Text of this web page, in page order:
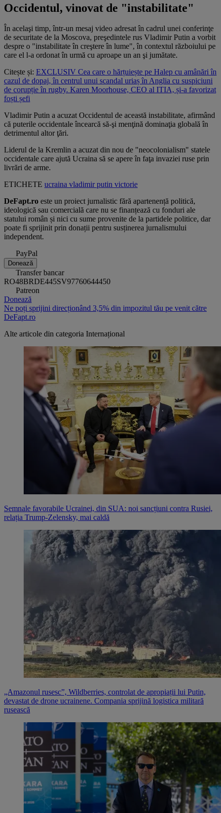
Occidentul, vinovat de "instabilitate"
În acelaşi timp, într-un mesaj video adresat în cadrul unei conferinţe
de securitate de la Moscova, preşedintele rus Vladimir Putin a vorbit
despre o "instabilitate în creştere în lume", în contextul războiului pe
care el l-a ordonat în urmă cu aproape un an şi jumătate.
Citește și: EXCLUSIV Cea care o hărțuiește pe Halep cu amânări în
cazul de dopaj, în centrul unui scandal uriaș în Anglia cu suspiciuni
de corupție în rugby. Karen Moorhouse, CEO al ITIA, și-a favorizat
foști șefi
Vladimir Putin a acuzat Occidentul de această instabilitate, afirmând
că puterile occidentale încearcă să-şi menţină dominaţia globală în
detrimentul altor ţări.
Liderul de la Kremlin a acuzat din nou de "neocolonialism" statele
occidentale care ajută Ucraina să se apere în faţa invaziei ruse prin
livrări de arme.
ETICHETE ucraina vladimir putin victorie
DeFapt.ro este un proiect jurnalistic fără apartenență politică,
ideologică sau comercială care nu se finanțează cu fonduri ale
statului român și nici cu sume provenite de la partidele politice, dar
poate fi sprijinit prin donații pentru susținerea jurnalismului
independent.
PayPal
Donează
Transfer bancar
RO48BRDE445SV97760644450
Patreon
Donează
Ne poți sprijini direcționând 3,5% din impozitul tău pe venit către
DeFapt.ro
Alte articole din categoria Internațional
Semnale favorabile Ucrainei, din SUA: noi sancțiuni contra Rusiei,
relația Trump-Zelensky, mai caldă
„Amazonul rusesc”, Wildberries, controlat de apropiații lui Putin,
devastat de drone ucrainene. Compania sprijină logistica militară
rusească